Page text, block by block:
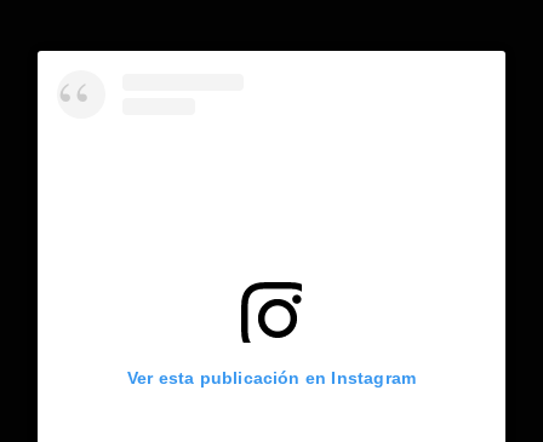
Ver esta publicación en Instagram